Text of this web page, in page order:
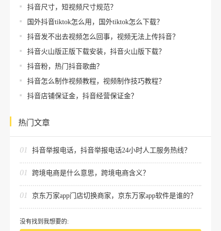
抖音尺寸，短视频尺寸规范？
国外抖音tiktok怎么用，国外tiktok怎么下载？
抖音发不出去视频怎么回事，视频无法上传抖音？
抖音火山版正版下载安装，抖音火山版下载？
抖音粉，热门抖音歌曲？
抖音怎么制作视频教程，视频制作技巧教程？
抖音店铺保证金，抖音经营保证金？
热门文章
01 抖音举报电话，抖音举报电话24小时人工服务热线？
01 跨境电商是什么意思，跨境电商含义？
01 京东万家app门店切换商家，京东万家app软件是谁的？
没有找到我想要的: